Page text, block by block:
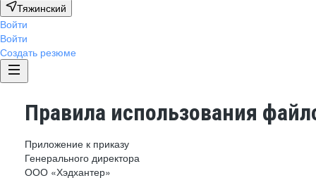
Тяжинский
Войти
Войти
Создать резюме
Правила использования
Приложение к приказу
Генерального директора
ООО «Хэдхантер»